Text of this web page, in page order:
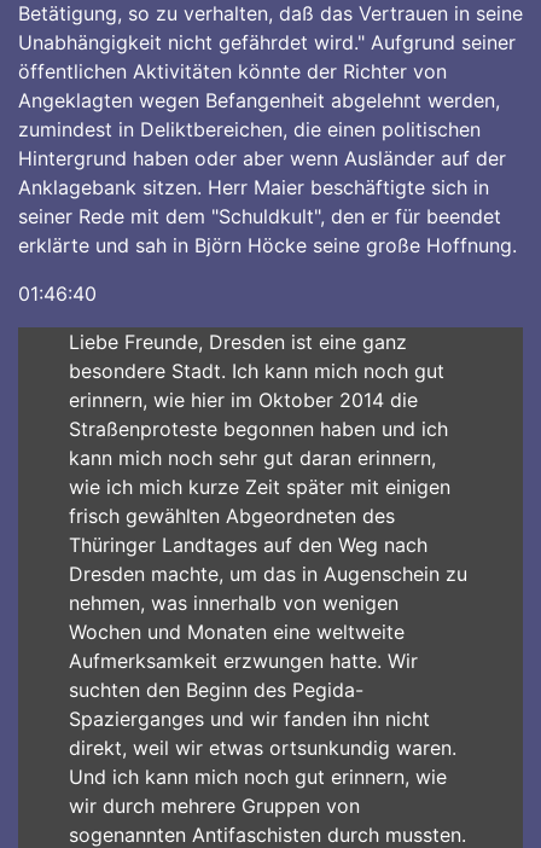
Betätigung, so zu verhalten, daß das Vertrauen in seine
Unabhängigkeit nicht gefährdet wird." Aufgrund seiner
öffentlichen Aktivitäten könnte der Richter von
Angeklagten wegen Befangenheit abgelehnt werden,
zumindest in Deliktbereichen, die einen politischen
Hintergrund haben oder aber wenn Ausländer auf der
Anklagebank sitzen. Herr Maier beschäftigte sich in
seiner Rede mit dem "Schuldkult", den er für beendet
erklärte und sah in Björn Höcke seine große Hoffnung.
01:46:40
Liebe Freunde, Dresden ist eine ganz
besondere Stadt. Ich kann mich noch gut
erinnern, wie hier im Oktober 2014 die
Straßenproteste begonnen haben und ich
kann mich noch sehr gut daran erinnern,
wie ich mich kurze Zeit später mit einigen
frisch gewählten Abgeordneten des
Thüringer Landtages auf den Weg nach
Dresden machte, um das in Augenschein zu
nehmen, was innerhalb von wenigen
Wochen und Monaten eine weltweite
Aufmerksamkeit erzwungen hatte. Wir
suchten den Beginn des Pegida-
Spazierganges und wir fanden ihn nicht
direkt, weil wir etwas ortsunkundig waren.
Und ich kann mich noch gut erinnern, wie
wir durch mehrere Gruppen von
sogenannten Antifaschisten durch mussten.